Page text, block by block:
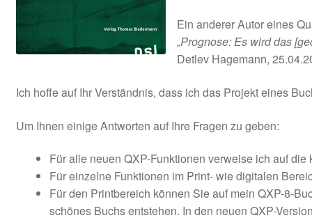
Ein anderer Autor eines
„Prognose: Es wird das
Detlev Hagemann,
Ich hoffe auf Ihr Verständnis, dass ich das Projekt eines
Um Ihnen einige Antworten auf Ihre Fragen zu geben:
Für alle neuen QXP-Funktionen verweise ich auf die
Für einzelne Funktionen im Print- wie digitalen
Für den Printbereich können Sie auf mein QXP-8-
schönes Buchs entstehen. In den neuen QXP-